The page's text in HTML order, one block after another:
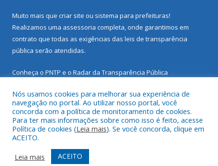
Muito mais que criar site ou sistema para prefeituras!
Realizamos uma assessoria completa, onde garantimos em
contrato que todas as exigências das leis de transparência
pública serão atendidas.
Conheça o PNTP e o Radar da Transparência Pública
Todos os direitos reservados a Prefeitura Municipal de Santarém
Novo.
Mapa do Site
Acessar Área Administrativa
Nós usamos cookies para melhorar sua experiência de
navegação no portal. Ao utilizar nosso portal, você
concorda com a política de monitoramento de cookies.
Para ter mais informações sobre como isso é feito, acesse
Política de cookies (Leia mais). Se você concorda, clique em
ACEITO.
Leia mais
ACEITO